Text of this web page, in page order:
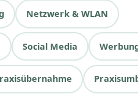
Netzwerk & WLAN
Social Media